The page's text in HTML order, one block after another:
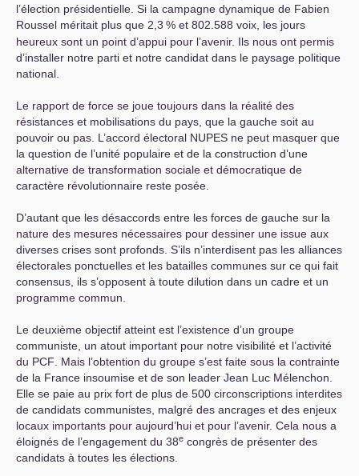
l’élection présidentielle. Si la campagne dynamique de Fabien
Roussel méritait plus que 2,3 % et 802.588 voix, les jours
heureux sont un point d’appui pour l’avenir. Ils nous ont permis
d’installer notre parti et notre candidat dans le paysage politique
national.
Le rapport de force se joue toujours dans la réalité des
résistances et mobilisations du pays, que la gauche soit au
pouvoir ou pas. L’accord électoral NUPES ne peut masquer que
la question de l’unité populaire et de la construction d’une
alternative de transformation sociale et démocratique de
caractère révolutionnaire reste posée.
D’autant que les désaccords entre les forces de gauche sur la
nature des mesures nécessaires pour dessiner une issue aux
diverses crises sont profonds. S’ils n’interdisent pas les alliances
électorales ponctuelles et les batailles communes sur ce qui fait
consensus, ils s’opposent à toute dilution dans un cadre et un
programme commun.
Le deuxième objectif atteint est l’existence d’un groupe
communiste, un atout important pour notre visibilité et l’activité
du PCF . Mais l’obtention du groupe s’est faite sous la contrainte
de la France insoumise et de son leader Jean Luc Mélenchon.
Elle se paie au prix fort de plus de 500 circonscriptions interdites
de candidats communistes, malgré des ancrages et des enjeux
locaux importants pour aujourd’hui et pour l’avenir. Cela nous a
éloignés de l’engagement du 38e congrès de présenter des
candidats à toutes les élections.